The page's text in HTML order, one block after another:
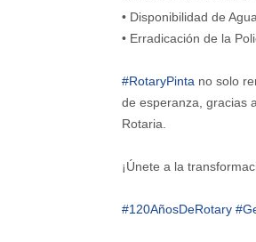
• Disponibilidad de
• Erradicación de la
#RotaryPinta no solo
de esperanza, gracias
Rotaria.
¡Únete a la
#120AñosDeRotary